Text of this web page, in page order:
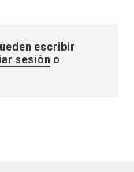
escribir
sesión o